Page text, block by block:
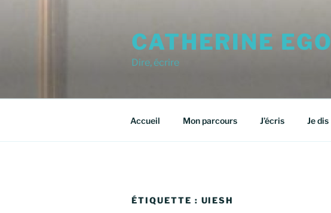
CATHERINE EGO
Dire, écrire
Accueil Mon parcours J’écris Je dis
ÉTIQUETTE : UIESH